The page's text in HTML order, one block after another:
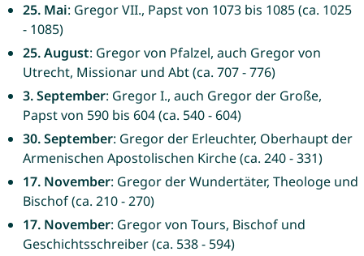
25. Mai: Gregor VII., Papst von 1073 bis 1085 (ca. 1025
- 1085)
25. August: Gregor von Pfalzel, auch Gregor von
Utrecht, Missionar und Abt (ca. 707 - 776)
3. September: Gregor I., auch Gregor der Große,
Papst von 590 bis 604 (ca. 540 - 604)
30. September: Gregor der Erleuchter, Oberhaupt der
Armenischen Apostolischen Kirche (ca. 240 - 331)
17. November: Gregor der Wundertäter, Theologe und
Bischof (ca. 210 - 270)
17. November: Gregor von Tours, Bischof und
Geschichtsschreiber (ca. 538 - 594)